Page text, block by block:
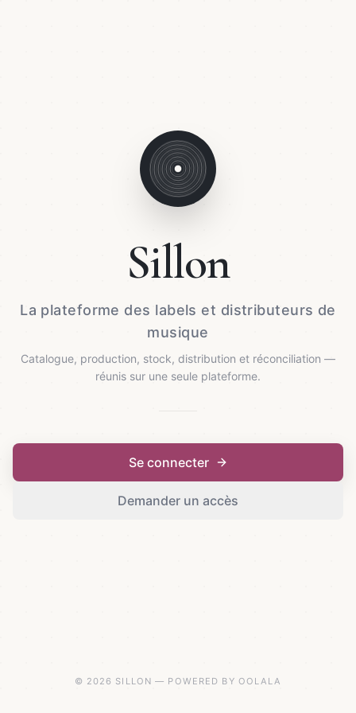
Sillon
La plateforme des labels et distributeurs de
musique
Catalogue, production, stock, distribution et réconciliation —
réunis sur une seule plateforme.
Se connecter
Demander un accès
© 2026 SILLON — POWERED BY OOLALA